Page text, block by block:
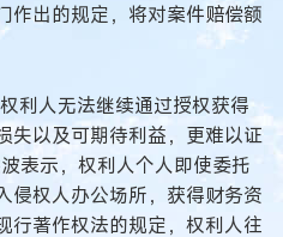
作出的规定，将对案件赔偿额
利人无法继续通过授权获得
失以及可期待利益，更难以证
表示，权利人个人即使委托
侵权人办公场所，获得财务资
行著作权法的规定，权利人往